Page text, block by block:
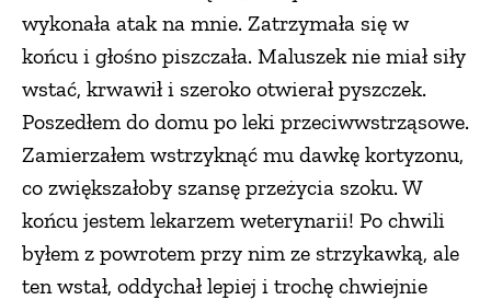
wykonała atak na mnie. Zatrzymała się w
końcu i głośno piszczała. Maluszek nie miał siły
wstać, krwawił i szeroko otwierał pyszczek.
Poszedłem do domu po leki przeciwwstrząsowe.
Zamierzałem wstrzyknąć mu dawkę kortyzonu,
co zwiększałoby szansę przeżycia szoku. W
końcu jestem lekarzem weterynarii! Po chwili
byłem z powrotem przy nim ze strzykawką, ale
ten wstał, oddychał lepiej i trochę chwiejnie